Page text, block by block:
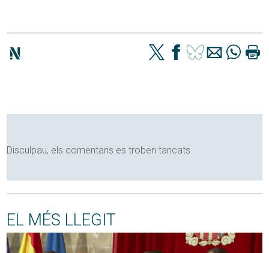
Disculpau, els comentaris es troben tancats
EL MÉS LLEGIT